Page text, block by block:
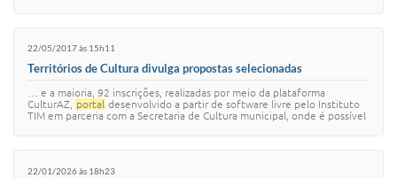
22/05/2017 às 15h11
Territórios de Cultura divulga propostas selecionadas
… e a maioria, 92 inscrições, realizadas por meio da plataforma
CulturAZ,
portal desenvolvido a partir de software livre pelo Instituto
TIM em parceria com a Secretaria de Cultura municipal, onde é possível
22/01/2026 às 18h23